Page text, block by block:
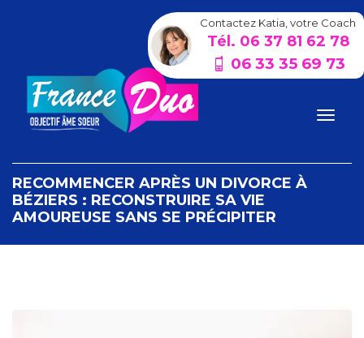
Contactez Katia, votre Coach
Tél. 06 37 81 62 78
06 33 35 69 73
RECOMMENCER APRÈS UN DIVORCE À
BÉZIERS : RECONSTRUIRE SA VIE
AMOUREUSE SANS SE PRÉCIPITER